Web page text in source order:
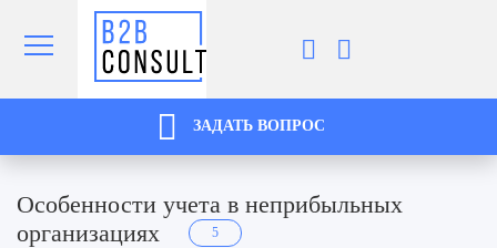
ЗАДАТЬ ВОПРОС
Особенности учета в неприбыльных
организациях
5